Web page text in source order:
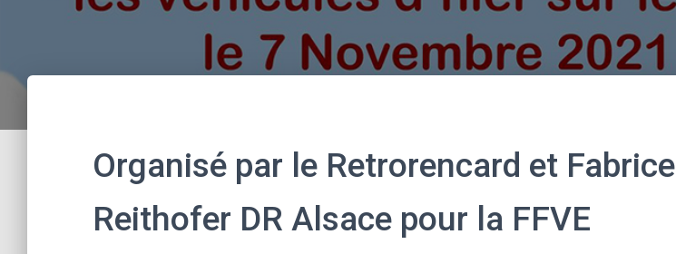
Organisé par le Retrorencard et Fabrice
Reithofer DR Alsace pour la FFVE